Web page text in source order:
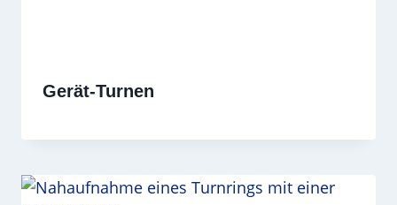
Gerät-Turnen